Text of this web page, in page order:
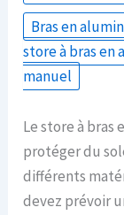
Bras en
store à bras en
manuel
Le store à
protéger du
différents
devez prévoir